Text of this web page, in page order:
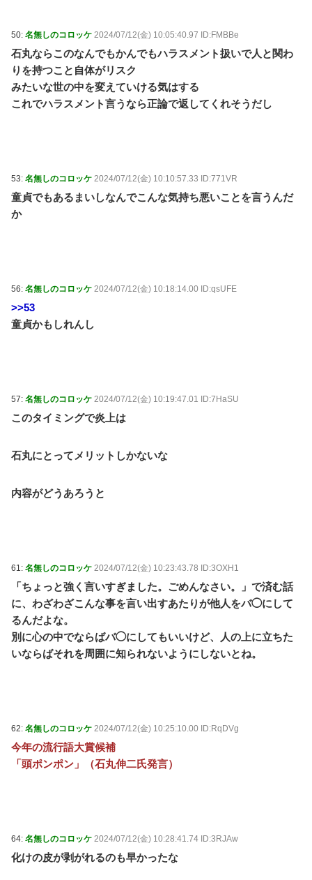
50: 名無しのコロッケ 2024/07/12(金) 10:05:40.97 ID:FMBBe
石丸ならこのなんでもかんでもハラスメント扱いで人と関わ
りを持つこと自体がリスク
みたいな世の中を変えていける気はする
これでハラスメント言うなら正論で返してくれそうだし
53: 名無しのコロッケ 2024/07/12(金) 10:10:57.33 ID:771VR
童貞でもあるまいしなんでこんな気持ち悪いことを言うんだ
か
56: 名無しのコロッケ 2024/07/12(金) 10:18:14.00 ID:qsUFE
>>53
童貞かもしれんし
57: 名無しのコロッケ 2024/07/12(金) 10:19:47.01 ID:7HaSU
このタイミングで炎上は
石丸にとってメリットしかないな
内容がどうあろうと
61: 名無しのコロッケ 2024/07/12(金) 10:23:43.78 ID:3OXH1
「ちょっと強く言いすぎました。ごめんなさい。」で済む話
に、わざわざこんな事を言い出すあたりが他人をバ◯にして
るんだよな。
別に心の中でならばバ◯にしてもいいけど、人の上に立ちた
いならばそれを周囲に知られないようにしないとね。
62: 名無しのコロッケ 2024/07/12(金) 10:25:10.00 ID:RqDVg
今年の流行語大賞候補
「頭ポンポン」（石丸伸二氏発言）
64: 名無しのコロッケ 2024/07/12(金) 10:28:41.74 ID:3RJAw
化けの皮が剥がれるのも早かったな